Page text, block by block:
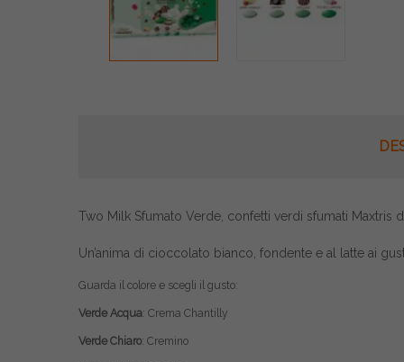
Two Milk Sfumato Verde, confetti verdi sfumati Maxtris
Un’anima di cioccolato bianco, fondente e al latte ai
Guarda il colore e scegli il gusto:
Verde Acqua: Crema Chantilly
Verde Chiaro: Cremino